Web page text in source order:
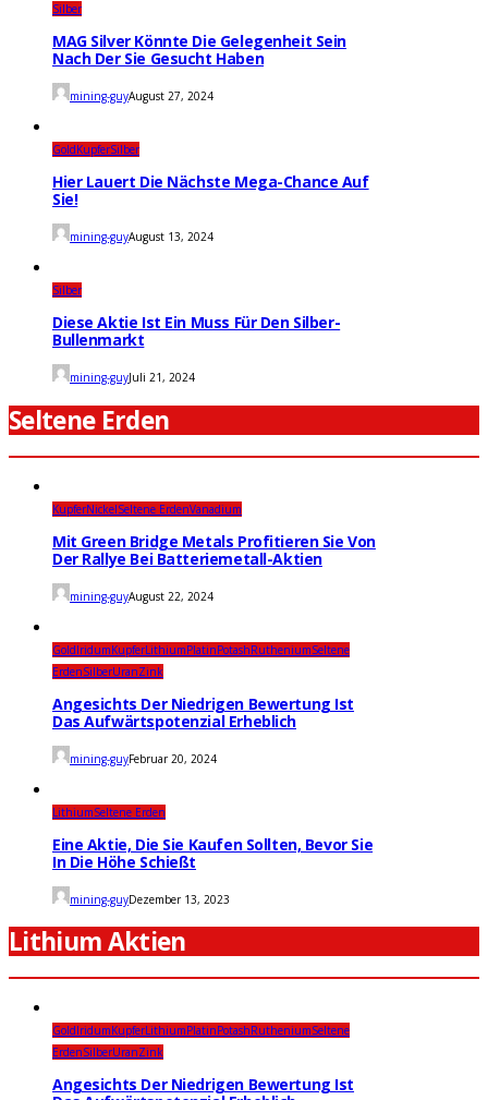
Silber
MAG Silver Könnte Die Gelegenheit Sein
Nach Der Sie Gesucht Haben
mining-guyAugust 27, 2024
GoldKupferSilber
Hier Lauert Die Nächste Mega-Chance Auf
Sie!
mining-guyAugust 13, 2024
Silber
Diese Aktie Ist Ein Muss Für Den Silber-
Bullenmarkt
mining-guyJuli 21, 2024
Seltene Erden
KupferNickelSeltene ErdenVanadium
Mit Green Bridge Metals Profitieren Sie Von
Der Rallye Bei Batteriemetall-Aktien
mining-guyAugust 22, 2024
GoldIridumKupferLithiumPlatinPotashRutheniumSeltene
ErdenSilberUranZink
Angesichts Der Niedrigen Bewertung Ist
Das Aufwärtspotenzial Erheblich
mining-guyFebruar 20, 2024
LithiumSeltene Erden
Eine Aktie, Die Sie Kaufen Sollten, Bevor Sie
In Die Höhe Schießt
mining-guyDezember 13, 2023
Lithium Aktien
GoldIridumKupferLithiumPlatinPotashRutheniumSeltene
ErdenSilberUranZink
Angesichts Der Niedrigen Bewertung Ist